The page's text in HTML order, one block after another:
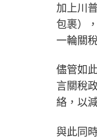
加上川
包裹）
一輪關
儘管如
言關稅
絡，以
與此同